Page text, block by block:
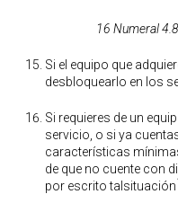
16 Numeral
Si el equipo que
desbloquearlo en los
Si requieres de un
servicio, o si ya
características
de que no cuente con
por escrito talsituación